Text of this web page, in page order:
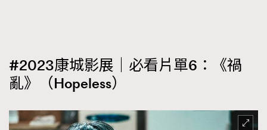
#2023康城影展｜必看片單6：《禍
亂》（Hopeless）